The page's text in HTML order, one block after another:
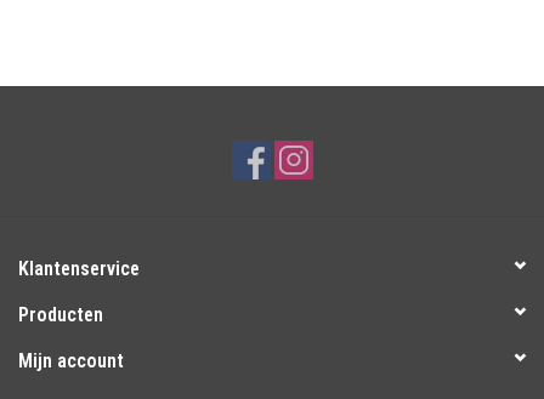
Klantenservice
Producten
Mijn account